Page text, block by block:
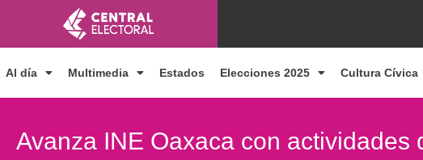
contenido
Al día Multimedia Estados Elecciones 2025 Cultura Cívica
Avanza INE Oaxaca con actividades